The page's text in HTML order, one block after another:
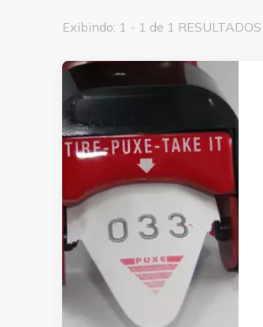
Exibindo: 1 - 1 de 1 RESULTADOS